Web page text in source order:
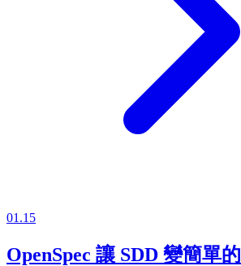
01.15
OpenSpec 讓 SDD 變簡單